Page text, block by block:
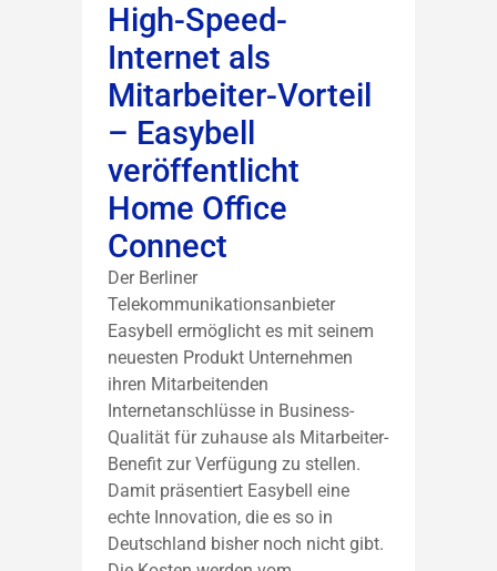
High-Speed-
Internet als
Mitarbeiter-Vorteil
– Easybell
veröffentlicht
Home Office
Connect
Der Berliner
Telekommunikationsanbieter
Easybell ermöglicht es mit seinem
neuesten Produkt Unternehmen
ihren Mitarbeitenden
Internetanschlüsse in Business-
Qualität für zuhause als Mitarbeiter-
Benefit zur Verfügung zu stellen.
Damit präsentiert Easybell eine
echte Innovation, die es so in
Deutschland bisher noch nicht gibt.